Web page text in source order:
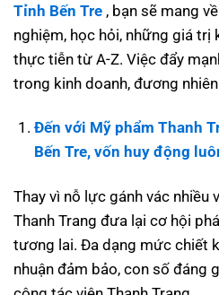
Tỉnh Bến Tre , bạn sẽ mang
nghiệm, học hỏi, những giá trị
thực tiễn từ A-Z. Việc đẩy
trong kinh doanh, đương
Đến với Mỹ phẩm Thanh
Bến Tre, vốn huy động
Thay vì nỗ lực gánh vác nhiều
Thanh Trang đưa lại cơ hội
tương lai. Đa dạng mức chiết
nhuận đảm bảo, con số đáng